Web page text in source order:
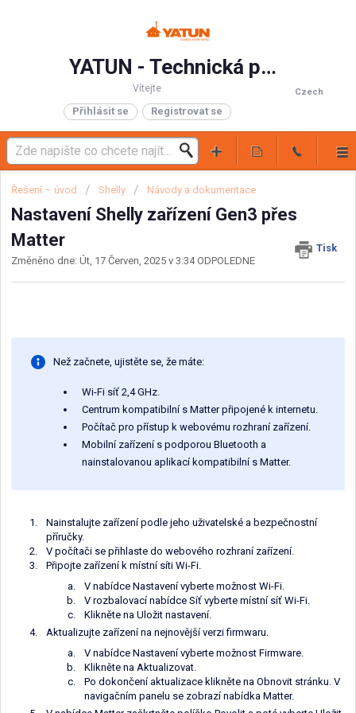
YATUN - Technická podpora
Czech
Vítejte
Přihlásit se Registrovat se
Řešení – úvod Shelly Návody a dokumentace
Nastavení Shelly zařízení Gen3 přes
Matter
Tisk
Změněno dne: Út, 17 Červen, 2025 v 3:34 ODPOLEDNE
Než začnete, ujistěte se, že máte:
Wi-Fi síť 2,4 GHz.
Centrum kompatibilní s Matter připojené k internetu.
Počítač pro přístup k webovému rozhraní zařízení.
Mobilní zařízení s podporou Bluetooth a
nainstalovanou aplikací kompatibilní s Matter.
Nainstalujte zařízení podle jeho uživatelské a bezpečnostní
příručky.
V počítači se přihlaste do webového rozhraní zařízení.
Připojte zařízení k místní síti Wi-Fi.
V nabídce Nastavení vyberte možnost Wi-Fi.
V rozbalovací nabídce Síť vyberte místní síť Wi-Fi.
Klikněte na Uložit nastavení.
Aktualizujte zařízení na nejnovější verzi firmwaru.
V nabídce Nastavení vyberte možnost Firmware.
Klikněte na Aktualizovat.
Po dokončení aktualizace klikněte na Obnovit stránku. V
navigačním panelu se zobrazí nabídka Matter.